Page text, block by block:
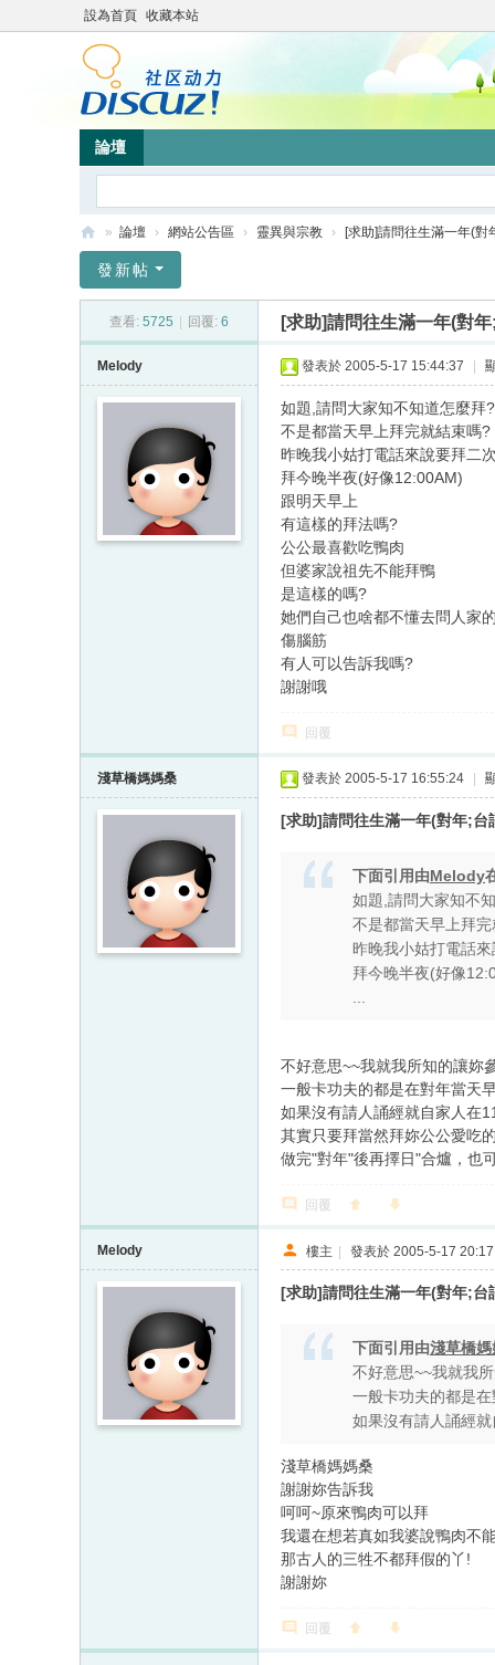
設為首頁 收藏本站
論壇
竹
» 論壇 › 網站公告區 › 靈異與宗教 › [求助]請問往生滿一年(對
發新帖
查看: 5725 回覆: 6 [求助]請問往生滿一年(對
Melody 發表於 2005-5-17 15:44:37
如題,請問大家知不知道怎麼拜?
不是都當天早上拜完就結束嗎?
昨晚我小姑打電話來說要拜二次
拜今晚半夜(好像12:00AM)
跟明天早上
有這樣的拜法嗎?
公公最喜歡吃鴨肉
但婆家說祖先不能拜鴨
是這樣的嗎?
她們自己也啥都不懂去問人家的
傷腦筋
有人可以告訴我嗎?
謝謝哦
回覆
淺草橋媽媽桑 發表於 2005-5-17 16:55:24
[求助]請問往生滿一年(對年;台
下面引用由Melody
如題,請問大家知不
不是都當天早上拜
昨晚我小姑打電話
拜今晚半夜(好像
不好意思~~我就我所知的讓妳
一般卡功夫的都是在對年當天
如果沒有請人誦經就自家人在
其實只要拜當然拜妳公公愛吃
做完"對年"後再擇日"合爐，也
回覆
Melody 樓主 | 發表於 2005-5-17
[求助]請問往生滿一年(對年;台
下面引用由淺草橋媽
不好意思~~我就我
一般卡功夫的都是
如果沒有請人誦經
淺草橋媽媽桑
謝謝妳告訴我
呵呵~原來鴨肉可以拜
我還在想若真如我婆說鴨肉不
那古人的三牲不都拜假的丫!
謝謝妳
回覆